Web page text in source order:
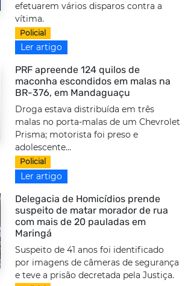
efetuarem vários disparos contra a
vítima.
Policial
Ler artigo
PRF apreende 124 quilos de
maconha escondidos em malas na
BR-376, em Mandaguaçu
Droga estava distribuída em três
malas no porta-malas de um Chevrolet
Prisma; motorista foi preso e
adolescente...
Policial
Ler artigo
Delegacia de Homicídios prende
suspeito de matar morador de rua
com mais de 20 pauladas em
Maringá
Suspeito de 41 anos foi identificado
por imagens de câmeras de segurança
e teve a prisão decretada pela Justiça.